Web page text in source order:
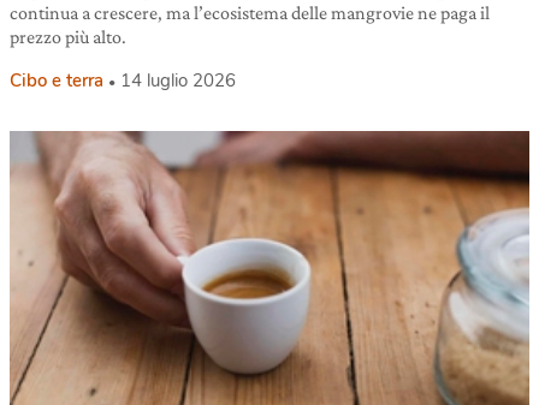
continua a crescere, ma l’ecosistema delle mangrovie ne paga il
prezzo più alto.
Cibo e terra 14 luglio 2026